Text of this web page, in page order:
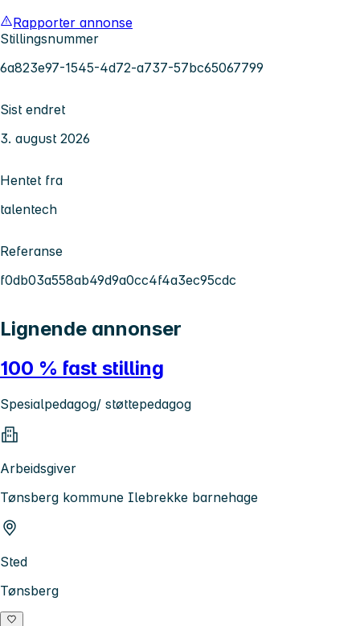
Rapporter annonse
Stillingsnummer
6a823e97-1545-4d72-a737-57bc65067799
Sist endret
3. august 2026
Hentet fra
talentech
Referanse
f0db03a558ab49d9a0cc4f4a3ec95cdc
Lignende annonser
100 % fast stilling
Spesialpedagog/ støttepedagog
Arbeidsgiver
Tønsberg kommune Ilebrekke barnehage
Sted
Tønsberg